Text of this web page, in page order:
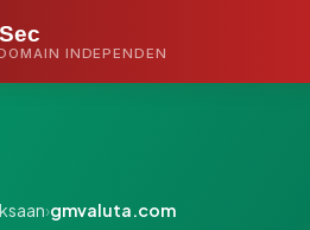
INDEPENDEN
›gmvaluta.com